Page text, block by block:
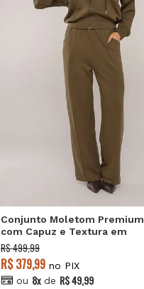
Conjunto Moletom Premium
com Capuz e Textura em
Veludo Verde Salvatore
R$ 499,99
R$ 379,99 no PIX
ou 8x de R$ 49,99